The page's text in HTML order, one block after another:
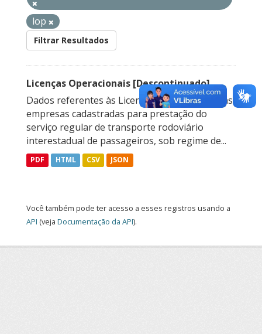
lop
Filtrar Resultados
Licenças Operacionais [Descontinuado]
Dados referentes às Licenças Operacionais das
empresas cadastradas para prestação do
serviço regular de transporte rodoviário
interestadual de passageiros, sob regime de...
PDF HTML CSV JSON
Você também pode ter acesso a esses registros usando a
API (veja Documentação da API).